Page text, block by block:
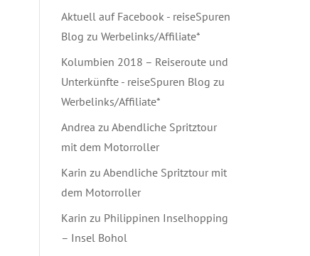
Aktuell auf Facebook - reiseSpuren
Blog zu Werbelinks/Affiliate*
Kolumbien 2018 – Reiseroute und
Unterkünfte - reiseSpuren Blog zu
Werbelinks/Affiliate*
Andrea zu Abendliche Spritztour
mit dem Motorroller
Karin zu Abendliche Spritztour mit
dem Motorroller
Karin zu Philippinen Inselhopping
– Insel Bohol